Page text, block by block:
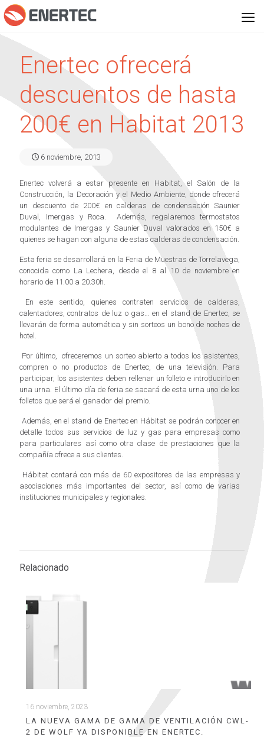
Enertec ofrecerá
descuentos de hasta
200€ en Habitat 2013
6 noviembre, 2013
Enertec volverá a estar presente en Habitat, el Salón de la
Construcción, la Decoración y el Medio Ambiente, donde ofrecerá
un descuento de 200€ en calderas de condensación Saunier
Duval, Imergas y Roca. Además, regalaremos termostatos
modulantes de Imergas y Saunier Duval valorados en 150€ a
quienes se hagan con alguna de estas calderas de condensación.
Esta feria se desarrollará en la Feria de Muestras de Torrelavega,
conocida como La Lechera, desde el 8 al 10 de noviembre en
horario de 11.00 a 20.30h.
En este sentido, quienes contraten servicios de calderas,
calentadores, contratos de luz o gas… en el stand de Enertec, se
llevarán de forma automática y sin sorteos un bono de noches de
hotel.
Por último, ofreceremos un sorteo abierto a todos los asistentes,
compren o no productos de Enertec, de una televisión. Para
participar, los asistentes deben rellenar un folleto e introducirlo en
una urna. El último día de feria se sacará de esta urna uno de los
folletos que será el ganador del premio.
Además, en el stand de Enertec en Hábitat se podrán conocer en
detalle todos sus servicios de luz y gas para empresas como
para particulares así como otra clase de prestaciones que la
compañía ofrece a sus clientes.
Hábitat contará con más de 60 expositores de las empresas y
asociaciones más importantes del sector, así como de varias
instituciones municipales y regionales.
Relacionado
16 noviembre, 2023
LA NUEVA GAMA DE GAMA DE VENTILACIÓN CWL-
2 DE WOLF YA DISPONIBLE EN ENERTEC.